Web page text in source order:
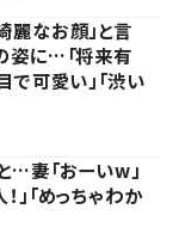
麗なお顔」と言
姿に…「将来有
で可愛い」「渋い
…妻「おーいw」
」「めっちゃわか